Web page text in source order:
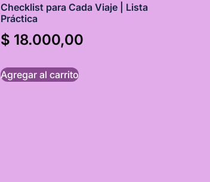
Checklist para Cada Viaje | Lista
Práctica
$ 18.000,00
Agregar al carrito